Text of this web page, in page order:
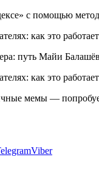
с помощью
путь Майи
мемы —
Viber